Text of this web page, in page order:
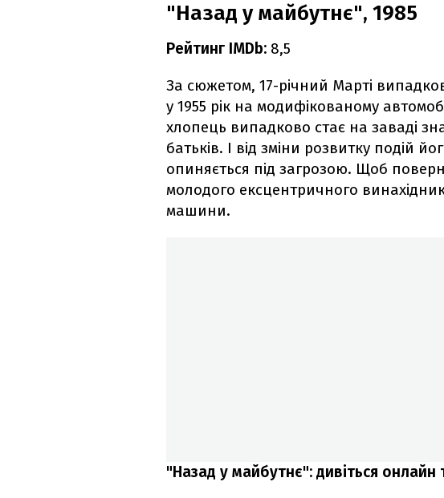
"Назад у майбутнє", 1985
Рейтинг IMDb: 8,5
За сюжетом, 17-річний Марті
у 1955 рік на модифікованому
хлопець випадково стає на заваді
батьків. І від зміни розвитку подій
опиняється під загрозою. Щоб
молодого ексцентричного
машини.
"Назад у майбутнє": дивіться онлайн